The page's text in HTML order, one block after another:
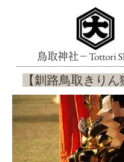
鳥取神社－Tottori
【釧路鳥取きりん